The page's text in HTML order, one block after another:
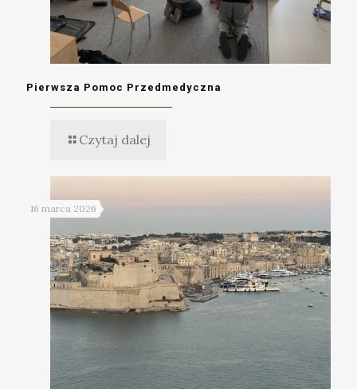
Pierwsza Pomoc Przedmedyczna
Czytaj dalej
16 marca 2026